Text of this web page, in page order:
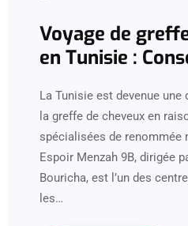
Voyage de
en Tunisie :
La Tunisie est devenue
la greffe de cheveux en
spécialisées de renommée
Espoir Menzah 9B, dirigée
Bouricha, est l’un des
les…